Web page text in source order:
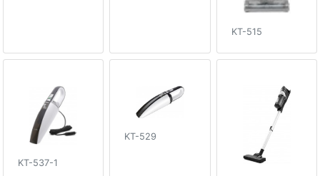
KT-515
KT-537-1
KT-529